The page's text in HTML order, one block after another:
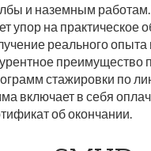
и наземным
упор на практическое
реального опыта
преимущество
стажировки по
включает в себя
об окончании.